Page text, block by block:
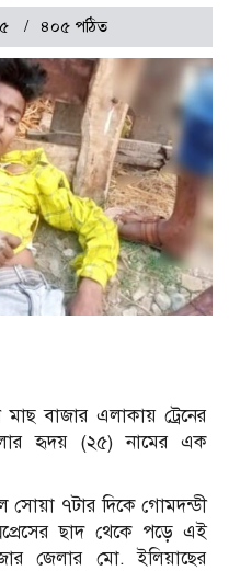
৪০৫ পঠিত
বাজার এলাকায় ট্রেনের
হৃদয় (২৫) নামের এক
সোয়া ৭টার দিকে গোমদন্ডী
ছাদ থেকে পড়ে এই
জেলার মো. ইলিয়াছের